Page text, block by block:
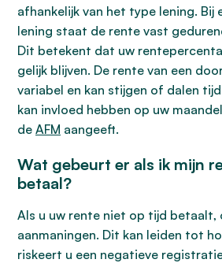
afhankelijk van het type lening. Bij
lening staat de rente vast
Dit betekent dat uw
gelijk blijven. De rente van een
variabel en kan stijgen of dalen
kan invloed hebben op uw
de AFM aangeeft.
Wat gebeurt er als ik mijn
betaal?
Als u uw rente niet op tijd betaalt,
aanmaningen. Dit kan leiden tot
riskeert u een negatieve